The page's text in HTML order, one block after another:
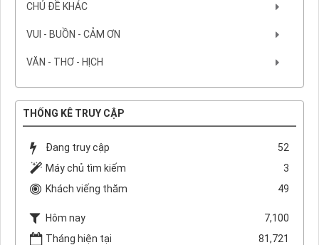
CHỦ ĐỀ KHÁC
VUI - BUỒN - CẢM ƠN
VĂN - THƠ - HỊCH
THỐNG KÊ TRUY CẬP
Đang truy cập
52
Máy chủ tìm kiếm
3
Khách viếng thăm
49
Hôm nay
7,100
Tháng hiện tại
81,721